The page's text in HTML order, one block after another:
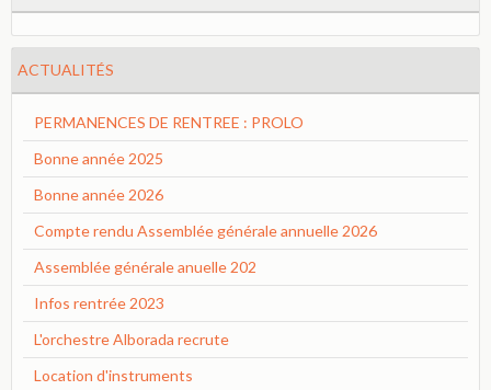
ACTUALITÉS
PERMANENCES DE RENTREE : PROLO
Bonne année 2025
Bonne année 2026
Compte rendu Assemblée générale annuelle 2026
Assemblée générale anuelle 202
Infos rentrée 2023
L'orchestre Alborada recrute
Location d'instruments